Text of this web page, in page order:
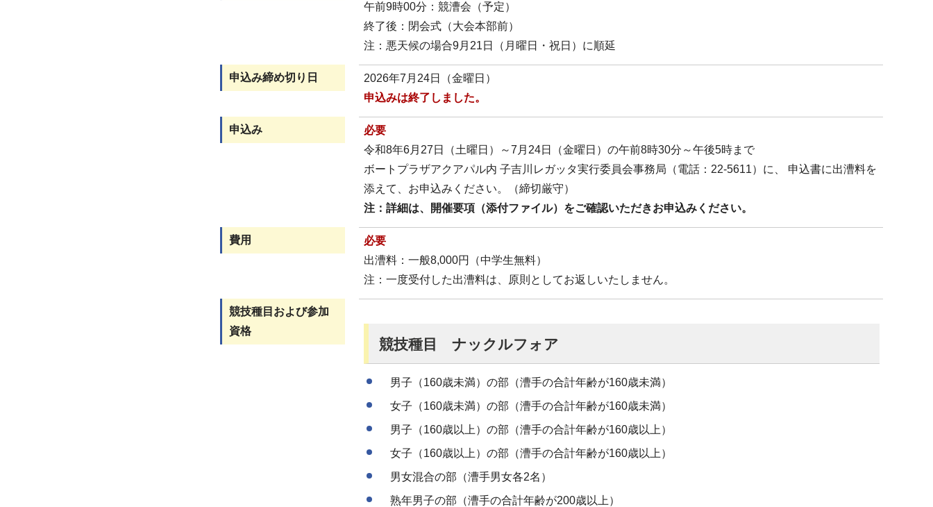
午前9時00分：競漕会（予定）
終了後：閉会式（大会本部前）
注：悪天候の場合9月21日（月曜日・祝日）に順延
申込み締め切り日
2026年7月24日（金曜日）
申込みは終了しました。
申込み
必要
令和8年6月27日（土曜日）～7月24日（金曜日）の午前8時30分～午後5時まで
ボートプラザアクアパル内 子吉川レガッタ実行委員会事務局（電話：22-5611）に、 申込書に出漕料を
添えて、お申込みください。（締切厳守）
注：詳細は、開催要項（添付ファイル）をご確認いただきお申込みください。
費用
必要
出漕料：一般8,000円（中学生無料）
注：一度受付した出漕料は、原則としてお返しいたしません。
競技種目および参加
資格
競技種目 ナックルフォア
男子（160歳未満）の部（漕手の合計年齢が160歳未満）
女子（160歳未満）の部（漕手の合計年齢が160歳未満）
男子（160歳以上）の部（漕手の合計年齢が160歳以上）
女子（160歳以上）の部（漕手の合計年齢が160歳以上）
男女混合の部（漕手男女各2名）
熟年男子の部（漕手の合計年齢が200歳以上）